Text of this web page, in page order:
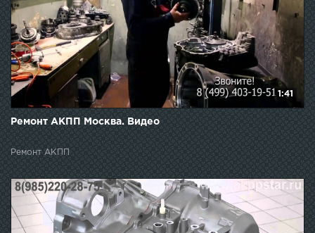
1:41
Ремонт АКПП Москва. Видео
Ремонт АКПП